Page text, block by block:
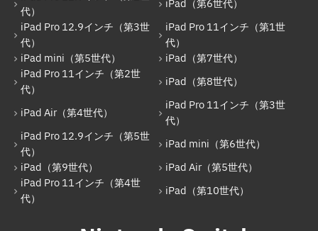
代）
iPad（第6世代）
iPad Pro 12.9インチ（第3世
代）
iPad Pro 11インチ（第1世
代）
iPad mini（第5世代）
iPad（第7世代）
iPad Pro 11インチ（第2世
代）
iPad（第8世代）
iPad Air（第4世代）
iPad Pro 11インチ（第3世
代）
iPad Pro 12.9インチ（第5世
代）
iPad mini（第6世代）
iPad（第9世代）
iPad Air（第5世代）
iPad Pro 11インチ（第4世
代）
iPad（第10世代）